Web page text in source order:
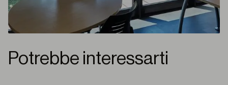
Potrebbe interessarti